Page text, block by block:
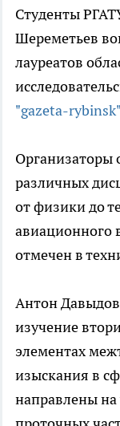
Студенты
Шереметьев
лауреатов
"gazeta-rybinsk"
Организаторы
различных
от физики до
авиационного
отмечен в
Антон Давыдов
изучение
элементах
изыскания в
направлены на